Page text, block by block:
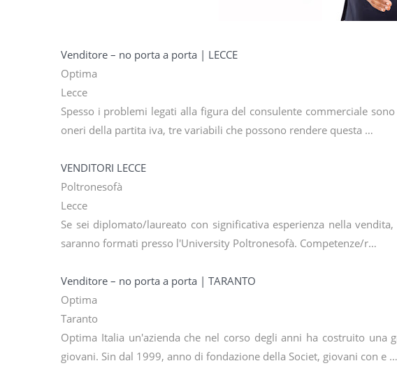
Venditore – no porta a porta | LECCE
Optima
Lecce
Spesso i problemi legati alla figura del consulente commerciale
oneri della partita iva, tre variabili che possono rendere questa …
VENDITORI LECCE
Poltronesofà
Lecce
Se sei diplomato/laureato con significativa esperienza nella
saranno formati presso l'University Poltronesofà. Competenze/r…
Venditore – no porta a porta | TARANTO
Optima
Taranto
Optima Italia un'azienda che nel corso degli anni ha costruito una
giovani. Sin dal 1999, anno di fondazione della Societ, giovani con e …